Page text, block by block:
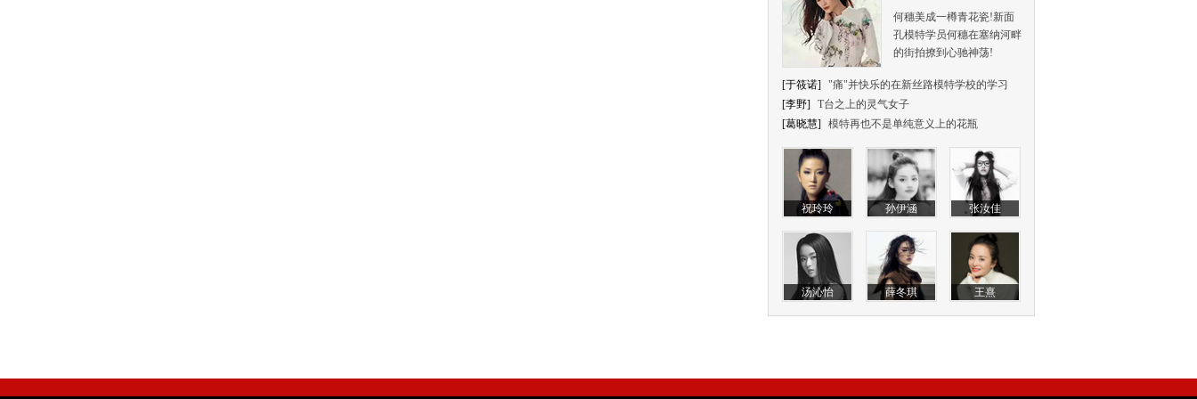
何穗美成一樽青花瓷!新面
孔模特学员何穗在塞纳河畔
的街拍撩到心驰神荡!
[于筱诺]
"痛"并快乐的在新丝路模特学校的学习
[李野]
T台之上的灵气女子
[葛晓慧]
模特再也不是单纯意义上的花瓶
祝玲玲 孙伊涵 张汝佳
汤沁怡 薛冬琪 王熹